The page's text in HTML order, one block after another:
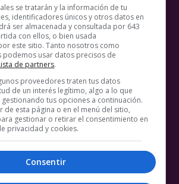
se tratarán y la información de tu
identificadores únicos y otros datos en
ser almacenada y consultada por 643
con ellos, o bien usada
este sitio. Tanto nosotros como
podemos usar datos precisos de
de partners.
proveedores traten tus datos
de un interés legítimo, algo a lo que
tus opciones a continuación.
de esta página o en el menú del sitio,
gestionar o retirar el consentimiento en
privacidad y cookies.
Consentir